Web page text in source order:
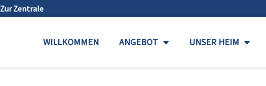
Zur Zentrale
WILLKOMMEN ANGEBOT UNSER HEIM